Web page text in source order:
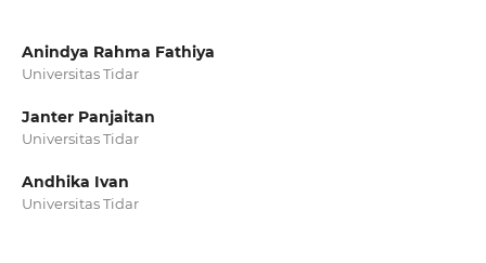
Anindya Rahma Fathiya
Universitas Tidar
Janter Panjaitan
Universitas Tidar
Andhika Ivan
Universitas Tidar